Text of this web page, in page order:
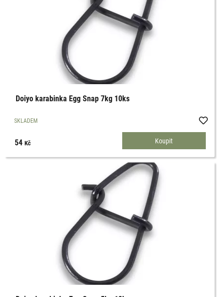
Doiyo karabinka Egg Snap 7kg 10ks
SKLADEM
54Kč